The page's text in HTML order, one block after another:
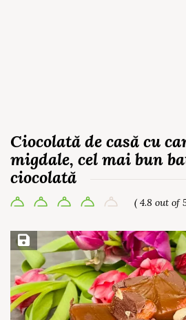
Ciocolată de casă cu
migdale, cel mai bun
ciocolată
( 4.8 out of
Save Recipe